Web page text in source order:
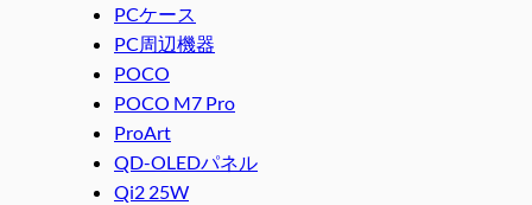
PCケース
PC周辺機器
POCO
POCO M7 Pro
ProArt
QD-OLEDパネル
Qi2 25W